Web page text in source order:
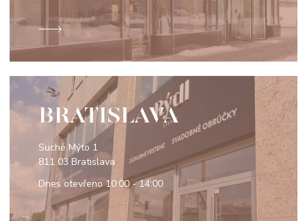
BRATISLAVA
Suché Mýto 1
811 03 Bratislava
Dnes otevřeno10:00 - 14:00